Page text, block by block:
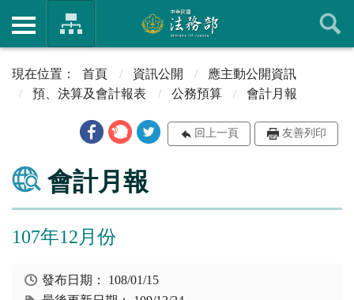
首頁 資訊公開
應主動公開資訊
預、決算及會計報表
公務預算 會計月報
回上一頁 友善列印
會計月報
107年12月份
發布日期： 108/01/15